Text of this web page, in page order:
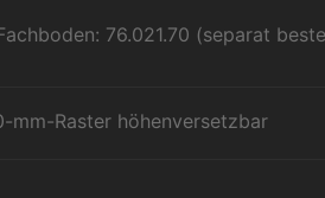
76.021.70 (separat
mm-Raster höhenversetzbar